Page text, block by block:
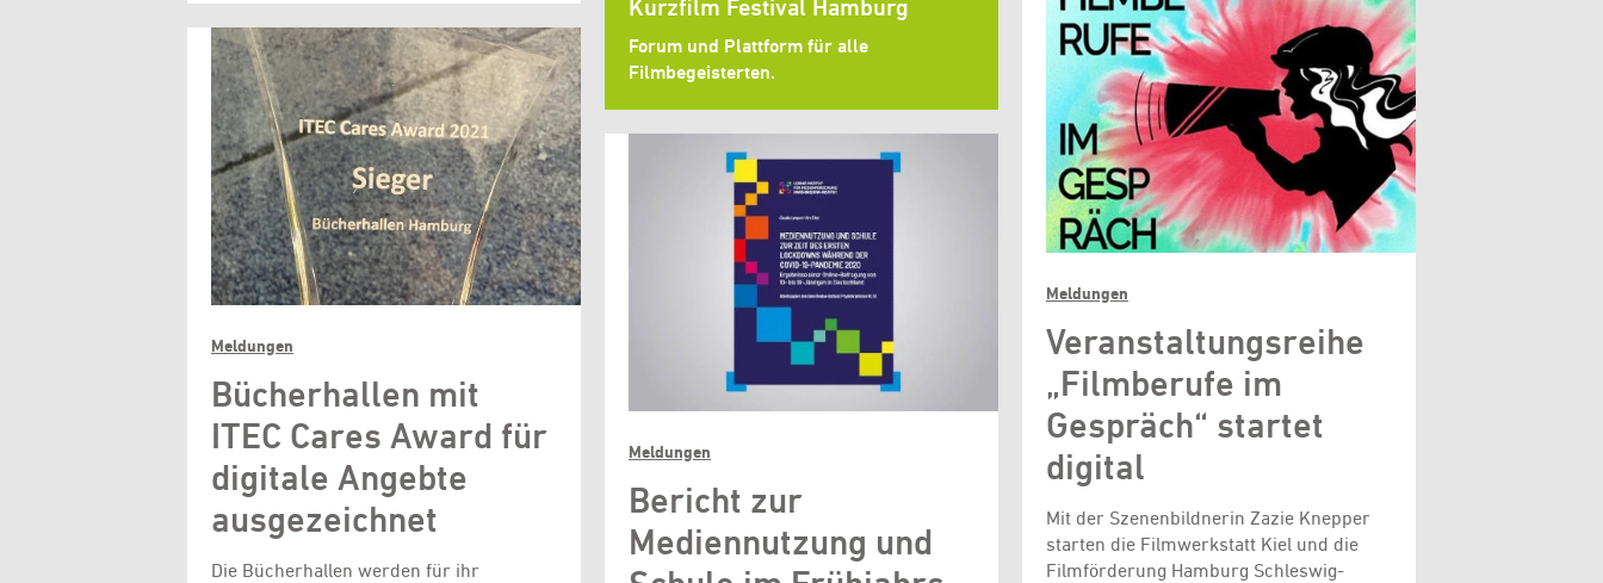
Kurzfilm Festival Hamburg
Forum und Plattform für alle
Filmbegeisterten.
Meldungen
Veranstaltungsreihe
„Filmberufe im
Gespräch“ startet
digital
Mit der Szenenbildnerin Zazie Knepper
starten die Filmwerkstatt Kiel und die
Filmförderung Hamburg Schleswig-
Meldungen
Bücherhallen mit
ITEC Cares Award für
digitale Angebte
ausgezeichnet
Die Bücherhallen werden für ihr
Meldungen
Bericht zur
Mediennutzung und